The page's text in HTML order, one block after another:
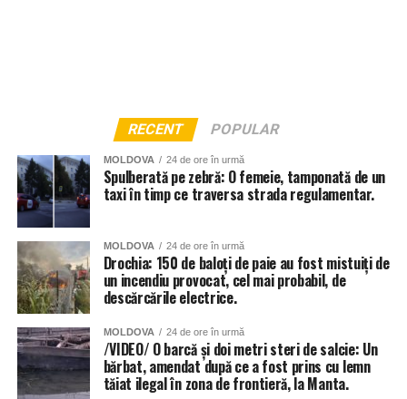
RECENT POPULAR
MOLDOVA 24 de ore în urmă
Spulberată pe zebră: O femeie, tamponată de un
taxi în timp ce traversa strada regulamentar.
MOLDOVA 24 de ore în urmă
Drochia: 150 de baloți de paie au fost mistuiți de
un incendiu provocat, cel mai probabil, de
descărcările electrice.
MOLDOVA 24 de ore în urmă
/VIDEO/ O barcă și doi metri steri de salcie: Un
bărbat, amendat după ce a fost prins cu lemn
tăiat ilegal în zona de frontieră, la Manta.